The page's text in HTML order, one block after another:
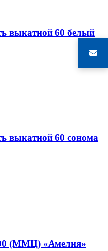
выкатной 60 белый
выкатной 60 сонома
(ММЦ) «Амелия»